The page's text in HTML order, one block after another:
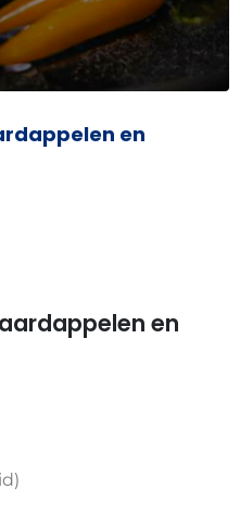
en
en